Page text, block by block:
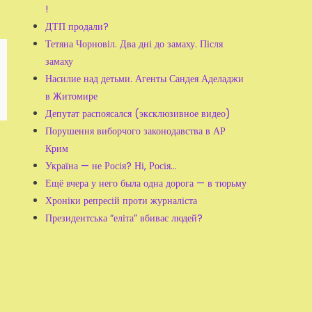
!
ДТП продали?
Тетяна Чорновіл. Два дні до замаху. Після
замаху
Насилие над детьми. Агенты Сандея Аделаджи
в Житомире
Депутат распоясался (эксклюзивное видео)
Порушення виборчого законодавства в АР
Крим
Україна — не Росія? Ні, Росія...
Ещё вчера у него была одна дорога — в тюрьму
Хроніки репресій проти журналіста
Президентська “еліта” вбиває людей?